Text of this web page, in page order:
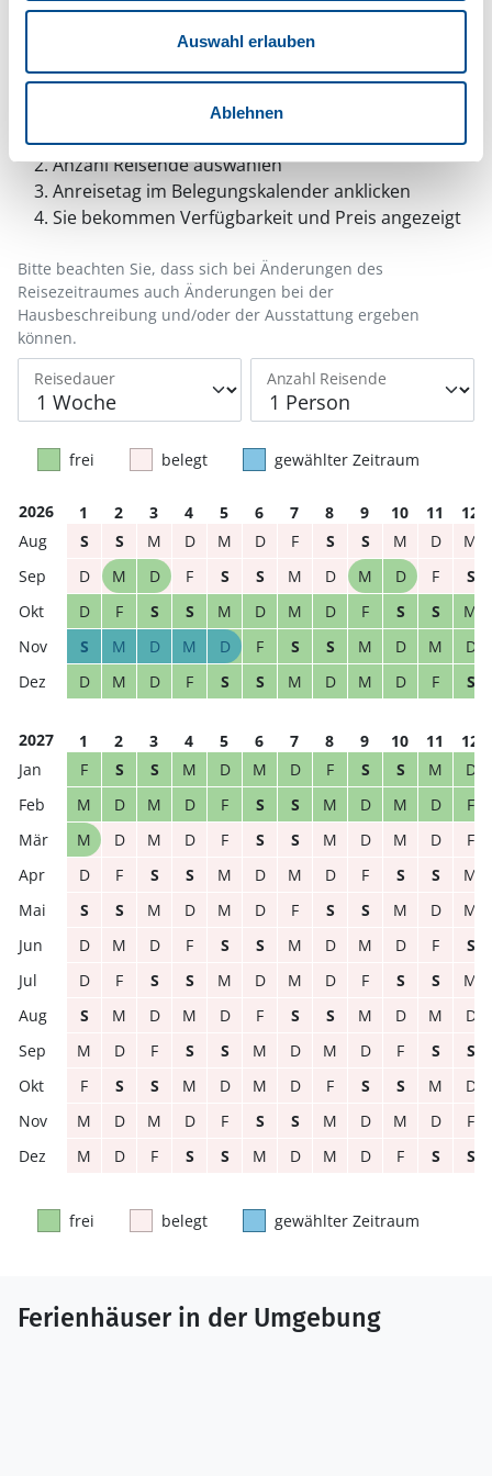
Auswahl erlauben
Ablehnen
Belegungskalender
Reisedauer auswählen
Anzahl Reisende auswählen
Anreisetag im Belegungskalender anklicken
Sie bekommen Verfügbarkeit und Preis angezeigt
Reisedauer Anzahl Reisende
Bitte beachten Sie, dass sich bei Änderungen des
Reisezeitraumes auch Änderungen bei der
Hausbeschreibung und/oder der Ausstattung ergeben
können.
frei belegt gewählter Zeitraum
2026 1 2 3 4 5 6 7 8 9 10 11
12
S
S M D M D F S S M D
M
D
M D F S S M D M D F
S
D
F S S M D M D F S S
M
S
M D M D F S S M D M
D
D
M D F S S M D M D F S
2027 1 2 3 4 5 6 7 8 9 10 11
12
F
S S M D M D F S S M
D
M
D M D F S S M D M D
F
M
D M D F S S M D M D
F
D
F S S M D M D F S S
M
S
S M D M D F S S M D
M
D
M D F S S M D M D F
S
D
F S S M D M D F S S
M
S
M D M D F S S M D M
D
M
D F S S M D M D F S
S
F
S S M D M D F S S M
D
M
D M D F S S M D M D
F
M
D F S S M D M D F S S
frei belegt gewählter Zeitraum
Ferienhäuser in der Umgebung